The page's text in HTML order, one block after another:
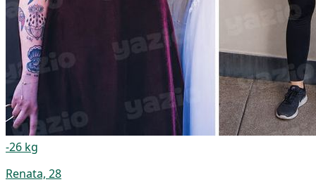
-26 kg
Renata, 28